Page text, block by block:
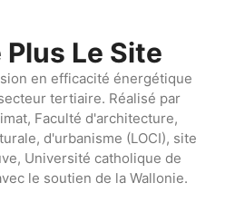
Plus Le Site
en efficacité énergétique
tertiaire. Réalisé par
Faculté d'architecture,
d'urbanisme (LOCI), site
Université catholique de
le soutien de la Wallonie.